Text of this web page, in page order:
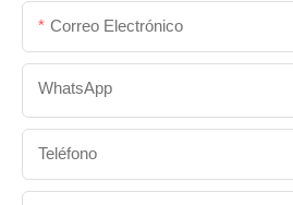
Correo Electrónico
WhatsApp
Teléfono